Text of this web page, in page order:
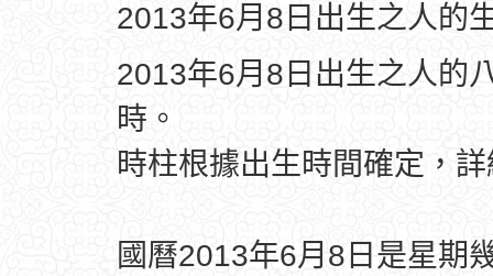
2013年6月8日出生之人的
2013年6月8日出生之人的
時。
時柱根據出生時間確定，
國曆2013年6月8日是星期